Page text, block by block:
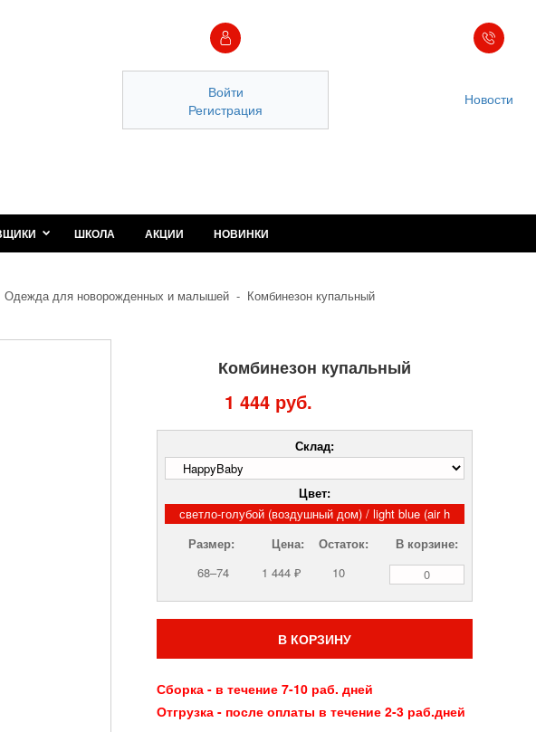
Войти
Регистрация
Новости
ШКОЛА АКЦИИ НОВИНКИ
Одежда для новорожденных и малышей - Комбинезон купальный
Комбинезон купальный
1 444 руб.
Склад:
Цвет:
светло-голубой (воздушный дом) / light blue (air h
Размер:
Цена: Остаток:
В корзине:
68–74
1 444 ₽ 10
В КОРЗИНУ
Сборка - в течение 7-10 раб. дней
Отгрузка - после оплаты в течение 2-3 раб.дней